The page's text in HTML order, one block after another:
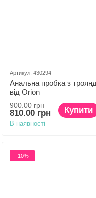
Артикул: 430294
Анальна пробка з
від Orion
900.00 грн
810.00 грн Купити
В наявності
−10%